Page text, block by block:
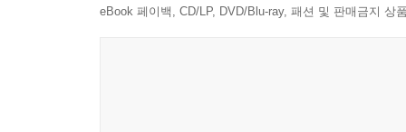
eBook 페이백, CD/LP, DVD/Blu-ray, 패션 및 판매금지 상